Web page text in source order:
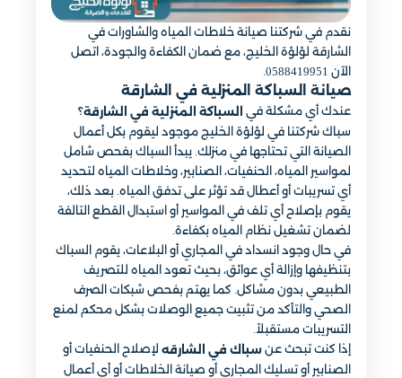
نقدم في شركتنا صيانة خلاطات المياه والشاورات في
الشارقة لؤلؤة الخليج، مع ضمان الكفاءة والجودة، اتصل
الآن 0588419951.
صيانة السباكة المنزلية في الشارقة
عندك أي مشكلة في السباكة المنزلية في الشارقة؟
سباك شركتنا في لؤلؤة الخليج موجود ليقوم بكل أعمال
الصيانة التي تحتاجها في منزلك. يبدأ السباك بفحص شامل
لمواسير المياه، الحنفيات، الصنابير، وخلاطات المياه لتحديد
أي تسريبات أو أعطال قد تؤثر على تدفق المياه. بعد ذلك،
يقوم بإصلاح أي تلف في المواسير أو استبدال القطع التالفة
لضمان تشغيل نظام المياه بكفاءة.
في حال وجود انسداد في المجاري أو البلاعات، يقوم السباك
بتنظيفها وإزالة أي عوائق، بحيث تعود المياه للتصريف
الطبيعي بدون مشاكل. كما يهتم بفحص شبكات الصرف
الصحي والتأكد من تثبيت جميع الوصلات بشكل محكم لمنع
التسريبات مستقبلاً.
إذا كنت تبحث عن سباك في الشارقه لإصلاح الحنفيات أو
الصنابير أو تسليك المجاري أو صيانة الخلاطات أو أي أعمال